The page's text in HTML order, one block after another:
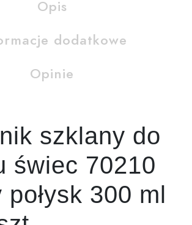
Opis
dodatkowe
Opinie
szklany do
świec 70210
300 ml